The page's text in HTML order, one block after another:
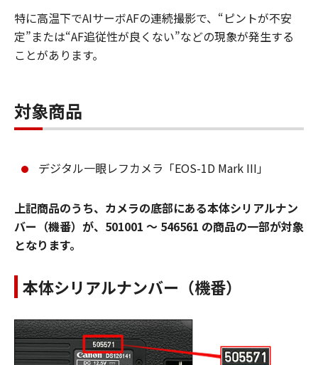
特に高温下でAIサーボAFの連続撮影で、“ピントが不安
定”または“AF追従性が良くない”などの現象が発生する
ことがあります。
対象商品
デジタル一眼レフカメラ「EOS-1D Mark III」
上記商品のうち、カメラの底部にある本体シリアルナン
バー（機番）が、501001 ～ 546561 の商品の一部が対象
となります。
本体シリアルナンバー（機番）